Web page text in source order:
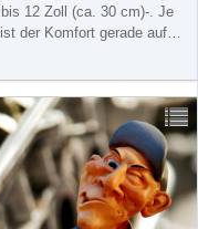
12 Zoll (ca. 30 cm)-. Je
der Komfort gerade auf…